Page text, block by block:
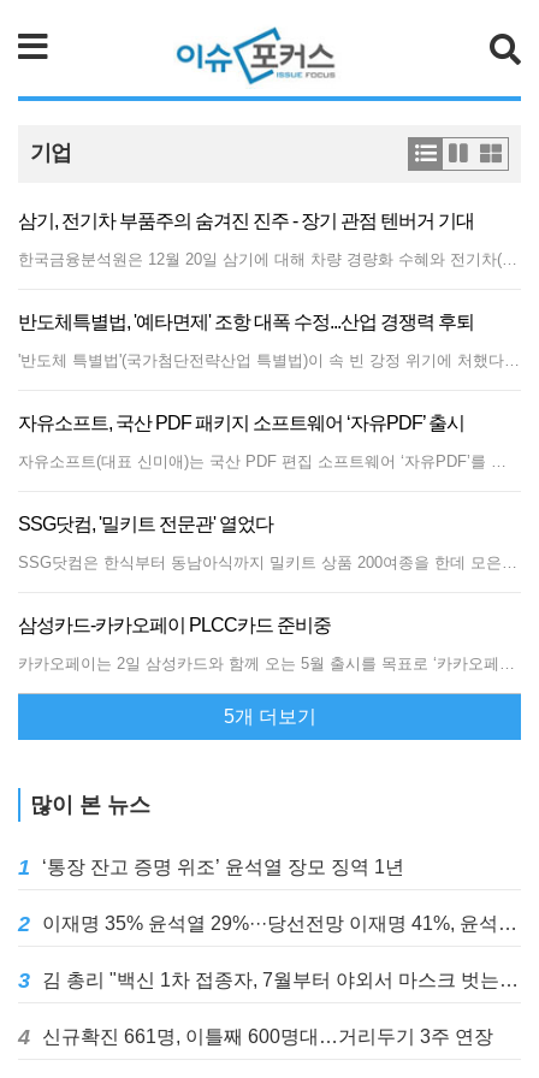
기업
삼기, 전기차 부품주의 숨겨진 진주 - 장기 관점 텐버거 기대
한국금융분석원은 12월 20일 삼기에 대해 차량 경량화 수혜와 전기차(EV) 부품 업체로의 성장을 기대하며 투자의견을 Positive(매수)로 신규 추천하고, 목표주가 8,000원을 제시했다. 이는 2022년 예상 주당순이익(EPS) 580원에 목표 주가수익비율(Target PER) 14배를 적용한 것이며, 현재 주가 대비 상승 여력은 86% 수준이다. 2018년 전체 매출 대비 1% 수준에 불과했던 삼기의 전기차 부품 매출 비중은 2019년 10%, 2020년 약 20% 수준으로 빠르게 상승하고 있으며, 2021년 3분기 기준으로는 약 26% 수준을 나타내고 있어 전기차 부품 생산 기업으로 빠른 변신이 진행되고 있다. 한국금융분석원 김승한 리서치센터장은 “삼기는 엔진 부품과 변속기 부품 외에 모터하우징(Motor Housing)과 엔드 플레이트(End Plate) 등 EV와 HEV 부품을 생산하고 있으며, LG에너지솔루션의 증설과 더불어 중장기적으로 전기차 부품 매출 성장 폭이 커질 것으로 기대돼 두가지 성장 모멘텀을 갖춘 기업이다.” 라고 언급했다. 김승한 센터장은 삼기를 주목해야 할 다섯가지 이유를 리포트에서 제시하고 있으며, 삼기의 미래성장성을 감안하면 장기적으로 주가가 10배 상승할 “텐버거(Tenbagger)” 가능성도 열려 있는 것으로 기대된다고 밝혔다. 리포트는 한국금융분석원 홈페이지에서 열람이 가능하다. 한국금융분석원은 독립리서치센터로 가치분석 리포트 발간으로 유명하다. 증권회사 입장에서 연기금 등 기관투자가는 증권사의 큰 손 고객이다, 그러다 보니 증권사 소속 애널리스트의 경우 기관투자가 입장을 그때 그때 마다 고려할 수밖에 없어 소신 있는 리포트 발간에 한계점이 있다는 점에서 독립리서치센터 한국금융분석원의 행보가 주목된다. 또한 증권회사는 시장을 분석하는 심판자 입장도 있지만, 증권사 자체가 매매에 참여하는 선수입장이기도 한다는 점에서 독립리서치센터 필요성이 있다. 한국금융분석원은 회원제로 운영되며 회원 이익의 극대화를 위해 언론 발표 전 홈페이지에 먼저 리포트를 게시하고 있다.
반도체특별법, '예타면제' 조항 대폭 수정...산업 경쟁력 후퇴
'반도체 특별법'(국가첨단전략산업 특별법)이 속 빈 강정 위기에 처했다. 반도체 특별법 핵심 가운데 하나인 예비타당성 조사(예타) 면제 조항이 국회 논의 과정에서 대폭 수정됐기 때문이다. 기획재정부 등 일부 부처가 형평성 논란을 제기한 결과다. 미국·일본 등이 반도체 지원 정책으로 자국 산업을 키우는 상황에서 우리나라는 오히려 후퇴했다는 비판의 목소리가 거세다.13일 법제사법위원회는 산업통상자원중소벤처기업위원회에서 올린 '국가첨단전략산업 경쟁력 강화 및 보호에 관한 특별조치법안'(이하 국가첨단산업전략법)의 일부 문구를 수정해야 한다는 기재부 의견을 받아들였다. 기재부가 문제로 삼은 조항은 예타 관련 27조다. 27조 3항은 '전략산업위원회에서 3분의 2 찬성으로 의결하고 국무회의 심의를 거쳐 확정된 사업은 바로 예타 면제를 할 수 있다'고 규정하고 있는데 법사위 논의에서 '3분의 2 찬성'과 '국무회의 심의'는 삭제됐다. 예타 관련 조사를 '최대한 단축해 처리해야 한다'는 규정도 '신속하게 추진되도록 노력한다', 특화단지 운영에 필요한 재정은 '지원한다'에서 '지원할 수 있다'로 각각 바꿨다.
자유소프트, 국산 PDF 패키지 소프트웨어 ‘자유PDF’ 출시
자유소프트(대표 신미애)는 국산 PDF 편집 소프트웨어 ‘자유PDF’를 출시한다고 16일 밝혔다. 자유PDF는 기존의 편집 기능 외에 국내 사용자를 위한 여러 기능을 갖췄다. 특히 문서 접근성 검사 및 설정 기능은 시각장애인이 디지털 문서를 불편 없이 들을 수 있도록 지원한다. 변환된 PDF 문서는 다시 접근성 검사를 거치게 되면 문제 있는 부분을 지적해 해결할 수 있도록 방안을 제시한다. 또한 태그가 달리지 않은 문서들에 대해 자동으로 태그를 다는 기능도 있다. 시각장애인에게 필요한 ‘읽기 순서’ 역시 수정 가능하다. 스크린 판독기 지원도 중요한 점인데 해외제품은 물론 국산 스크린 판독기 '센스리더'와 연동한다. 자유소프트 측은 플러그인을 통해 외산 PDF 솔루션이 제공하지 못했던 아래아한글을 지원해 문서 변환 및 역변환이 편리하다고 전했다. 전자서명 서비스 ‘다큐사인’을 비롯해 국산 전자서명 서비스, 그룹웨어, 전자결재 프로그램과 연동하며, 제공하는 SDK를 이용해 PDF와 연동이 필요한 소프트웨어 플러그인을 개발할 수 있다고 설명했다. 그간 특정 기업이 독점으로 가지고 있던 PDF 문서 규격이 ISO로 이관되면서 새로 정의된 스캔 이미지 형식의 PDF 파일의 텍스트를 검색할 수 있으며, 직접 편집이 가능하다. 또한 파일 크기를 최대 1/3까지 압축하는 최적화 기능을 제공한다. 건설, 설계 등의 업종에서 특히 요구되는 3D PDF 파일을 지원하며 PDF 문서에 3D 파일을 첨부할 수도 있다. 또 오토캐드와 어도비 일러스트 파일, 레이어 형식 파일 지원으로 레이어 별로 편집이 가능해 산업 현장에서 활용도가 높다. 문서보안 관리를 위해 국내 문서보안 솔루션인 ‘소프트캠프’를 비롯한 국산 DRM 솔루션들과도 연동이 되도록 했다. 번역 플러그인을 사용하면 문서의 레이아웃을 유지하면서도 다른 국가 언어로 문서 출력물을 저장할 수 있다. 신미애 자유소프트 대표는 “외산 PDF 제품에서는 불가능했던 아래아한글을 지원해 문서 변환이 매우 편리하고, 전자서명 서비스 ‘다큐사인’을 비롯해 국산 전자서명 서비스, 그룹웨어, 전자결재 프로그램과 자유롭게 연동한다”며 “정부와 공공기관이 배포하는 문서를 시각장애인 접근성이 적용된 PDF 문서로 만드는데 적극 활용할 수 있을 것”이라고 전했다.
SSG닷컴, '밀키트 전문관' 열었다
SSG닷컴은 한식부터 동남아식까지 밀키트 상품 200여종을 한데 모은 전문관을 열었다고 10일 밝혔다.밀키트는 손질된 식재료와 양념, 누구나 쉽게 따라할 수 있는 조리법으로 구성된 가정 간편식(HMR)의 일종이다.SSG닷컴이 밀키트 코너를 따로 만든 것은 지난해부터 '집밥'이 늘면서 관련 상품 수요가 많아지고 있는 데 따른 것이다. SSG닷컴에서 밀키트 매출은 지난해 196.3% 늘었다. 올해도 1∼2월 매출이 지난해 같은 기간보다 100% 증가했다.SSG닷컴은 호텔이나 유명 음식점의 인기를 재현한 '프리미엄 밀키트' 상품도 늘린다는 계획이다.김범수 SSG닷컴 큐레이션 담당은 "앞으로 밀키트 전문관에서는 '예약조차 되지 않는 유명 음식점'의 맛까지도 재현해 선보일 것"이라고 말했다.
삼성카드-카카오페이 PLCC카드 준비중
카카오페이는 2일 삼성카드와 함께 오는 5월 출시를 목표로 ‘카카오페이 신용카드(PLCC·상업자 표시 신용카드)’를 준비 중이라고 밝혔다.카카오페이 신용카드는 카카오페이포인트에 특화된 혜택을 제공할 예정으로 ‘카카오페이 결제’ 서비스와 선물하기·택시·멜론·웹툰 등 카카오의 주요 서비스를 이용하면 더 많은 혜택을 받을 수 있다.카카오페이는 가입자가 약 3,500만 명에 이르는 간편 결제서비스로 카카오 내부 서비스뿐 아니라 약 60만 개 온오프라인 가맹점에서 사용 가능하다. 이용 시 적립되는 카카오페이포인트는 온라인에서 현금 대신 쓸 수 있다.삼성카드가 PLCC를 내놓는 것은 이번이 처음으로 카카오페이와 손잡고 온라인 시장이나 MZ세대 등으로 고객층 확대가 가능할 것으로 기대된다. 카드 업계의 한 관계자는 “수익성 악화와 신규 카드 혜택 제한 등으로 새 고객 끌어모으기가 어려워진 카드사들에 인기 브랜드의 이름을 내세운 전용 신용카드는 새로운 돌파구가 될 수 있다”고 말했다. 카카오페이 입장에서도 현재 대주주 적격성 문제로 마이데이터 허가 심사가 보류돼 금융 데이터 수집 등에 어려움을 겪는 만큼 빅데이터 보유량이 풍부한 카드 업계와의 제휴가 돌파구가 될 수 있다는 분석이다.이 같은 카드 업계와 핀테크 분야의 협력은 최근 확산되는 추세다. 지난달 현대카드는 네이버와 네이버플러스멤버십 전용 신용카드를 내놓는다고 발표했다. 네이버플러스멤버십 역시 네이버페이 결제 시 네이버포인트를 적립해주며 네이버포인트는 온라인 결제 등에 사용할 수 있다. 현대카드 입장에서는 안정적인 수익원을 확보할 수 있다는 점이 기대된다.기술력을 바탕으로 한 핀테크 업체와의 협력으로 성장이 정체되는 카드 업계에 돌파구가 될 수도 있다.이날 BC카드는 인공지능(AI) 기반 간편 투자 플랫폼 ‘핀트’의 운영사인 디셈버앤컴퍼니자산운용에 99억 원 규모를 투자하기로 결정했다. 비대면 AI 투자 일임 서비스인 핀트는 자산 규모가 작아도 언제든 편한 시간에 서비스를 신청해 이용이 가능해 인기를 끌고 있다.BC카드는 이번 협력을 통해 카드 고객에게 결제 서비스 외에도 해외 주식과 금 투자, 환전, 보험, AI 간편 투자 등의 서비스까지 제공하겠다는 계획이다.
5개 더보기
많이 본 뉴스
1 ‘통장 잔고 증명 위조’ 윤석열 장모 징역 1년
2 이재명 35% 윤석열 29%···당선전망 이재명 41%, 윤석열 32%
3 김 총리 "백신 1차 접종자, 7월부터 야외서 마스크 벗는다"
4 신규확진 661명, 이틀째 600명대…거리두기 3주 연장